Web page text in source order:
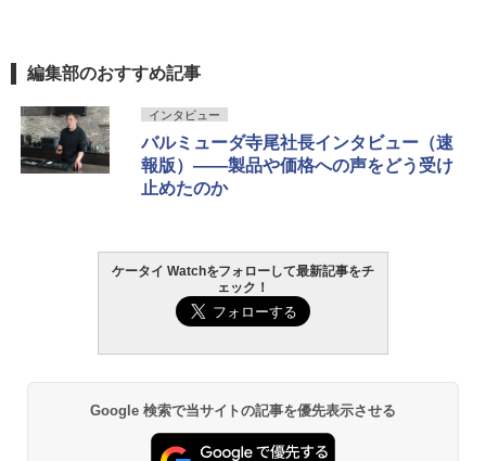
編集部のおすすめ記事
インタビュー
バルミューダ寺尾社長インタビュー（速
報版）――製品や価格への声をどう受け
止めたのか
ケータイ Watchをフォローして最新記事をチ
ェック！
Google 検索で当サイトの記事を優先表示させる